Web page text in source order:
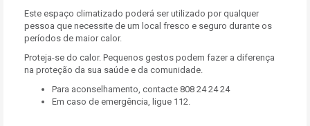
Este espaço climatizado poderá ser utilizado por qualquer
pessoa que necessite de um local fresco e seguro durante os
períodos de maior calor.
Proteja-se do calor. Pequenos gestos podem fazer a diferença
na proteção da sua saúde e da comunidade.
Para aconselhamento, contacte 808 24 24 24
Em caso de emergência, ligue 112.